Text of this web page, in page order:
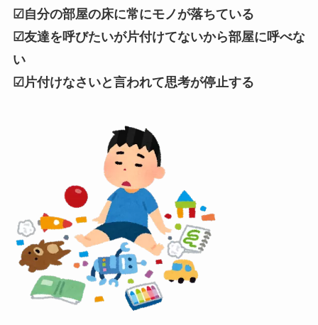
☑自分の部屋の床に常にモノが落ちている
☑友達を呼びたいが片付けてないから部屋に呼べな
い
☑片付けなさいと言われて思考が停止する